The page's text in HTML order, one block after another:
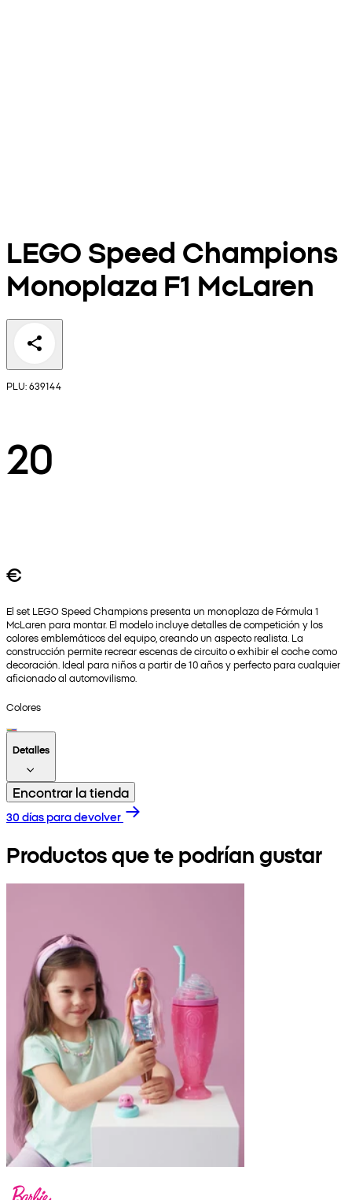
LEGO Speed Champions
Monoplaza F1 McLaren
PLU: 639144
20
€
El set LEGO Speed Champions presenta un monoplaza de Fórmula 1
McLaren para montar. El modelo incluye detalles de competición y los
colores emblemáticos del equipo, creando un aspecto realista. La
construcción permite recrear escenas de circuito o exhibir el coche como
decoración. Ideal para niños a partir de 10 años y perfecto para cualquier
aficionado al automovilismo.
Colores
Detalles
Encontrar la tienda
30 días para devolver
Productos que te podrían gustar